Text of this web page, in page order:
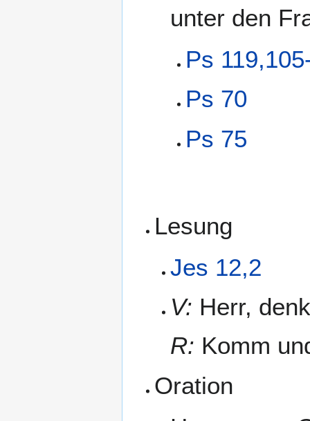
unter den
Ps
Ps 70
Ps 75
Lesung
Jes 12,2
V: Herr,
R: Komm
Oration